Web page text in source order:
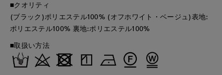
■クオリティ
(ブラック)ポリエステル100% (オフホワイト・ベージュ)表地:
ポリエステル100% 裏地:ポリエステル100%
■取扱い方法